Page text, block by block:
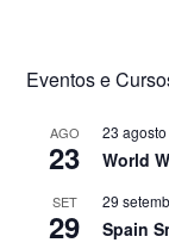
Eventos e
AGO
23
23
World
SET
29
29
Spain